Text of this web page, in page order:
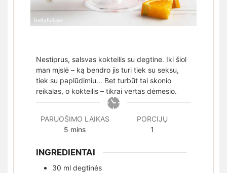
Nestiprus, salsvas kokteilis su degtine. Iki šiol
man mįslė – ką bendro jis turi tiek su seksu,
tiek su paplūdimiu… Bet turbūt tai skonio
reikalas, o kokteilis – tikrai vertas dėmesio.
PARUOŠIMO LAIKAS
5 minutes
mins
PORCIJŲ
1
INGREDIENTAI
30 ml degtinės